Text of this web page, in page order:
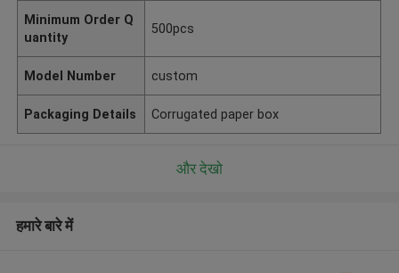
Minimum Order Q
uantity
500pcs
Model Number custom
Packaging Details Corrugated paper box
और देखो
हमारे बारे में